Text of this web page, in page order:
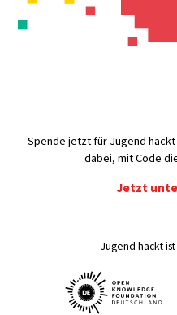
Spende jetzt für Jugend
dabei, mit Code
Jetzt
Jugend hackt